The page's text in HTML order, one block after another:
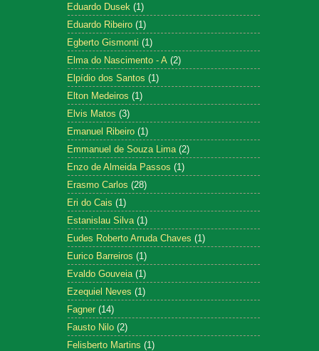
Eduardo Dusek (1)
Eduardo Ribeiro (1)
Egberto Gismonti (1)
Elma do Nascimento - A (2)
Elpídio dos Santos (1)
Elton Medeiros (1)
Elvis Matos (3)
Emanuel Ribeiro (1)
Emmanuel de Souza Lima (2)
Enzo de Almeida Passos (1)
Erasmo Carlos (28)
Eri do Cais (1)
Estanislau Silva (1)
Eudes Roberto Arruda Chaves (1)
Eurico Barreiros (1)
Evaldo Gouveia (1)
Ezequiel Neves (1)
Fagner (14)
Fausto Nilo (2)
Felisberto Martins (1)